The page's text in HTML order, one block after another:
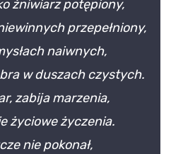
żniwiarz potępiony,
przepełniony,
naiwnych,
w duszach czystych.
zabija marzenia,
życiowe życzenia.
nie pokonał,